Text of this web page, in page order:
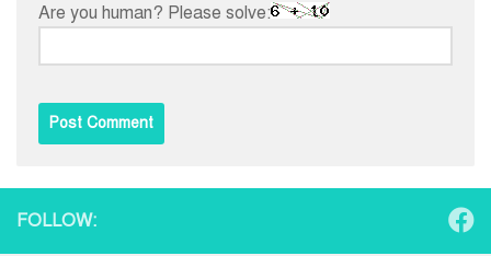
Are you human? Please solve:
FOLLOW: